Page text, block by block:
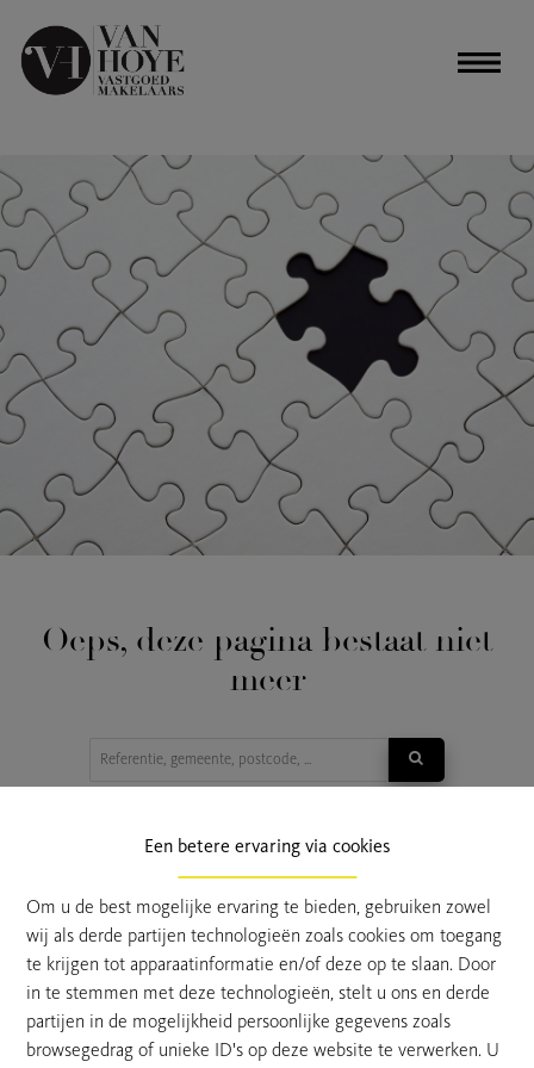
Een betere ervaring via cookies
Om u de best mogelijke ervaring te bieden, gebruiken zowel
wij als derde partijen technologieën zoals cookies om toegang
te krijgen tot apparaatinformatie en/of deze op te slaan. Door
in te stemmen met deze technologieën, stelt u ons en derde
partijen in de mogelijkheid persoonlijke gegevens zoals
browsegedrag of unieke ID's op deze website te verwerken. U
Oeps, deze pagina bestaat niet
meer